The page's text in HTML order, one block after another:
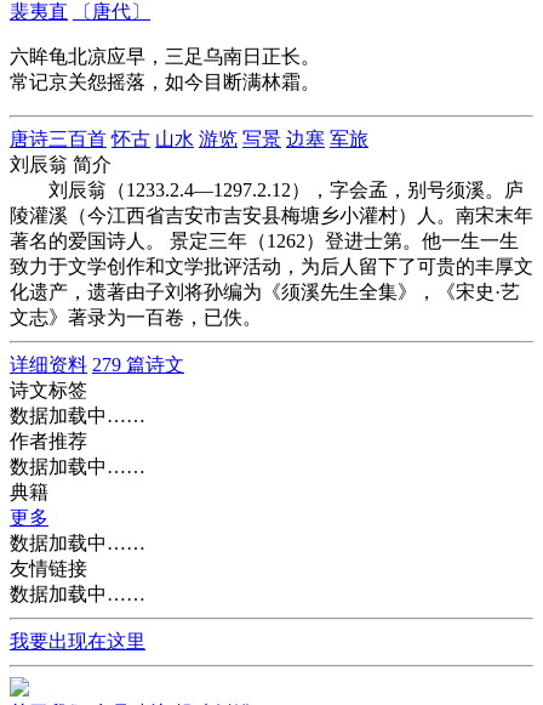
裴夷直
〔唐代〕
六眸龟北凉应早，三足乌南日正长。
常记京关怨摇落，如今目断满林霜。
唐诗三百首 怀古 山水 游览 写景 边塞 军旅
刘辰翁 简介
刘辰翁（1233.2.4—1297.2.12），字会孟，别号须溪。庐
陵灌溪（今江西省吉安市吉安县梅塘乡小灌村）人。南宋末年
著名的爱国诗人。 景定三年（1262）登进士第。他一生一生
致力于文学创作和文学批评活动，为后人留下了可贵的丰厚文
化遗产，遗著由子刘将孙编为《须溪先生全集》，《宋史·艺
文志》著录为一百卷，已佚。
详细资料 279 篇诗文
诗文标签
数据加载中……
作者推荐
数据加载中……
典籍
更多
数据加载中……
友情链接
数据加载中……
我要出现在这里